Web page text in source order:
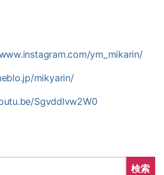
ym_mikarin/
mikyarin/
Sgvddlvw2W0
検索